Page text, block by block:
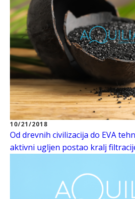
10/21/2018
Od drevnih civilizacija do EVA
aktivni ugljen postao kralj